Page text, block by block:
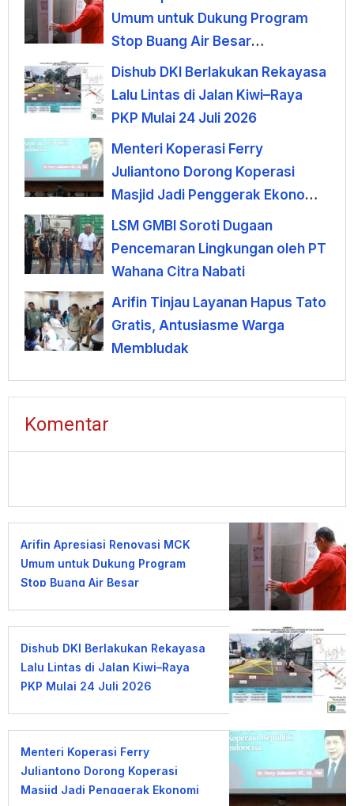
Umum untuk Dukung Program
Stop Buang Air Besar
Sembarangan
Dishub DKI Berlakukan Rekayasa
Lalu Lintas di Jalan Kiwi–Raya
PKP Mulai 24 Juli 2026
Menteri Koperasi Ferry
Juliantono Dorong Koperasi
Masjid Jadi Penggerak Ekonomi
Umat
LSM GMBI Soroti Dugaan
Pencemaran Lingkungan oleh PT
Wahana Citra Nabati
Arifin Tinjau Layanan Hapus Tato
Gratis, Antusiasme Warga
Membludak
Komentar
Arifin Apresiasi Renovasi MCK
Umum untuk Dukung Program
Stop Buang Air Besar
Dishub DKI Berlakukan Rekayasa
Lalu Lintas di Jalan Kiwi–Raya
PKP Mulai 24 Juli 2026
Menteri Koperasi Ferry
Juliantono Dorong Koperasi
Masjid Jadi Penggerak Ekonomi